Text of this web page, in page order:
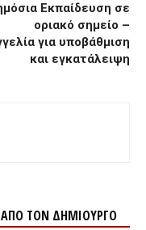
Εκπαίδευση σε
οριακό σημείο –
για υποβάθμιση
και εγκατάλειψη
ΑΠΟ ΤΟΝ ΔΗΜΙΟΥΡΓΟ